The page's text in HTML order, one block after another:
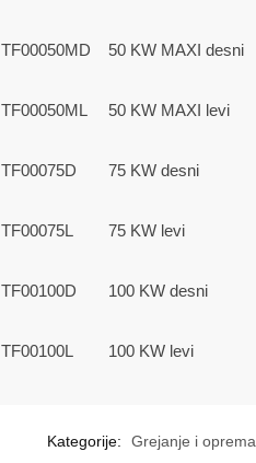
TF00050MD 50 KW MAXI desni
TF00050ML 50 KW MAXI levi
TF00075D 75 KW desni
TF00075L 75 KW levi
TF00100D 100 KW desni
TF00100L 100 KW levi
Kategorije:
Grejanje i oprema